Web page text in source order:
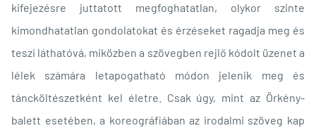
kifejezésre juttatott megfoghatatlan, olykor szinte
kimondhatatlan gondolatokat és érzéseket ragadja meg és
teszi láthatóvá, miközben a szövegben rejlő kódolt üzenet a
lélek számára letapogatható módon jelenik meg és
táncköltészetként kel életre. Csak úgy, mint az Örkény-
balett esetében, a koreográfiában az irodalmi szöveg kap